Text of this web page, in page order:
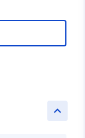
keyboard_arrow_up